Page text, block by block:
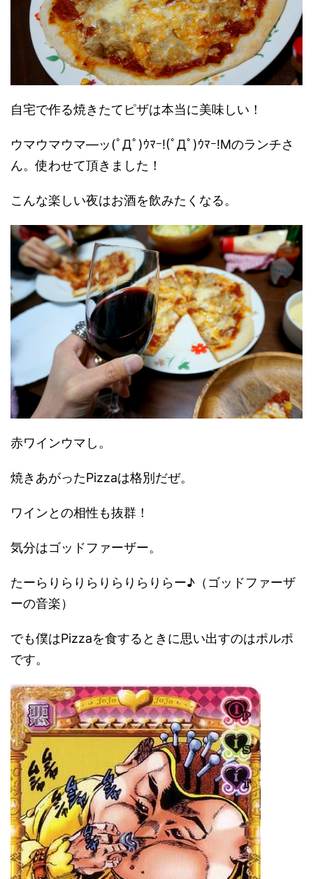
自宅で作る焼きたてピザは本当に美味しい！
ウマウマウマ―ッ(ﾟДﾟ)ｳﾏｰ!(ﾟДﾟ)ｳﾏｰ!Mのランチさ
ん。使わせて頂きました！
こんな楽しい夜はお酒を飲みたくなる。
赤ワインウマし。
焼きあがったPizzaは格別だぜ。
ワインとの相性も抜群！
気分はゴッドファーザー。
たーらりらりらりらりらりらー♪（ゴッドファーザ
ーの音楽）
でも僕はPizzaを食するときに思い出すのはポルポ
です。